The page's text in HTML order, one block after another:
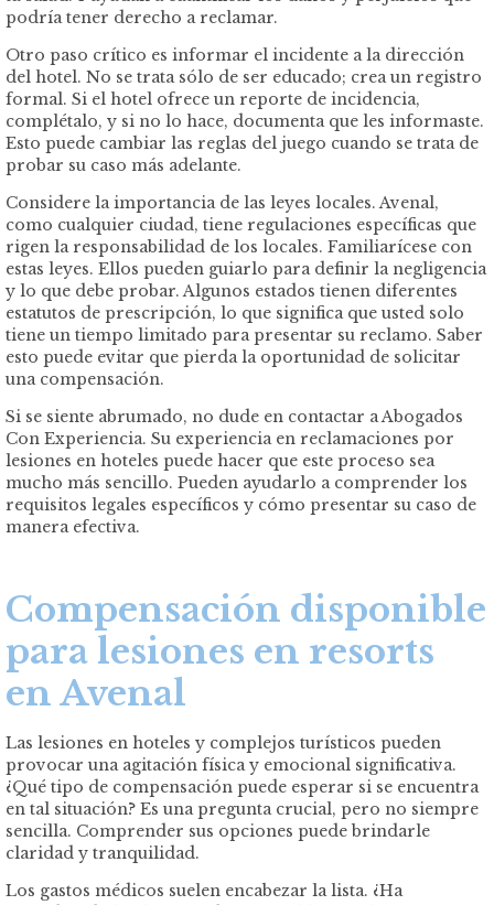
podría tener derecho a reclamar.
Otro paso crítico es informar el incidente a la dirección
del hotel. No se trata sólo de ser educado; crea un registro
formal. Si el hotel ofrece un reporte de incidencia,
complétalo, y si no lo hace, documenta que les informaste.
Esto puede cambiar las reglas del juego cuando se trata de
probar su caso más adelante.
Considere la importancia de las leyes locales. Avenal,
como cualquier ciudad, tiene regulaciones específicas que
rigen la responsabilidad de los locales. Familiarícese con
estas leyes. Ellos pueden guiarlo para definir la negligencia
y lo que debe probar. Algunos estados tienen diferentes
estatutos de prescripción, lo que significa que usted solo
tiene un tiempo limitado para presentar su reclamo. Saber
esto puede evitar que pierda la oportunidad de solicitar
una compensación.
Si se siente abrumado, no dude en contactar a Abogados
Con Experiencia. Su experiencia en reclamaciones por
lesiones en hoteles puede hacer que este proceso sea
mucho más sencillo. Pueden ayudarlo a comprender los
requisitos legales específicos y cómo presentar su caso de
manera efectiva.
Compensación disponible
para lesiones en resorts
en Avenal
Las lesiones en hoteles y complejos turísticos pueden
provocar una agitación física y emocional significativa.
¿Qué tipo de compensación puede esperar si se encuentra
en tal situación? Es una pregunta crucial, pero no siempre
sencilla. Comprender sus opciones puede brindarle
claridad y tranquilidad.
Los gastos médicos suelen encabezar la lista. ¿Ha